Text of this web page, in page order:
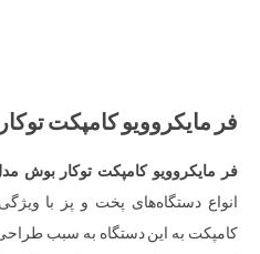
فر مایکروویو کامپکت
فر مایکروویو کامپکت توکار بوش
انواع دستگاه‌های پخت و پز با
کامپکت به این دستگاه به سبب